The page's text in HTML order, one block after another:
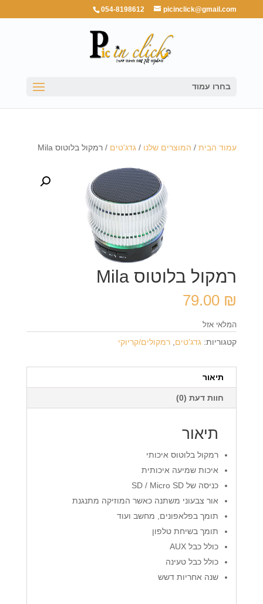
054-8198612 picinclick@gmail.com
בחרו עמוד
עמוד הבית/ המוצרים שלנו / גדג'טים / רמקול בלוטוס Mila
רמקול בלוטוס Mila
79.00 ₪
המלאי אזל
קטגוריות: גדג'טים רמקולים/קריוקי
תיאור
חוות דעת (0)
תיאור
רמקול בלוטוס איכותי
איכות שמיעה איכותית
כניסה של SD / Micro SD
אור צבעוני משתנה כאשר המוזיקה מתנגנת
תומך בפלאפונים, מחשב ועוד
תומך בשיחת טלפון
כולל כבל AUX
כולל כבל טעינה
שנה אחריות דשש